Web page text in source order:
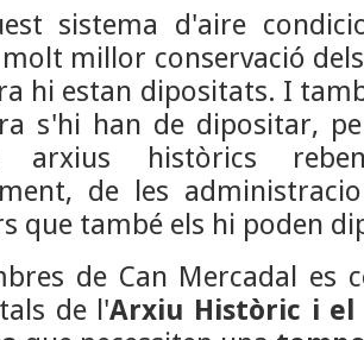
sistema d'aire
millor conservació
hi estan dipositats. I
s'hi han de dipositar,
històrics reben
de les
que també els hi poden
de Can Mercadal es
de l'Arxiu Històric i el